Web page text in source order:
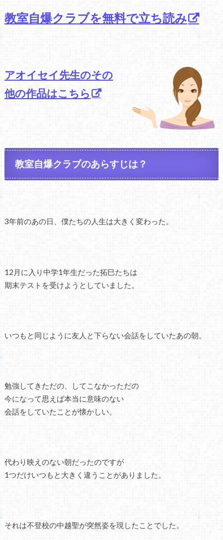
教室自爆クラブを無料で立ち読み
アオイセイ先生のその
他の作品はこちら
教室自爆クラブのあらすじは？
3年前のあの日、僕たちの人生は大きく変わった。
12月に入り中学1年生だった拓巳たちは
期末テストを受けようとしていました。
いつもと同じように友人と下らない会話をしていたあの朝。
勉強してきただの、してこなかっただの
今になって思えば本当に意味のない
会話をしていたことが懐かしい。
代わり映えのない朝だったのですが
1つだけいつもと大きく違うことがありました。
それは不登校の中越聖が突然姿を現したことでした。